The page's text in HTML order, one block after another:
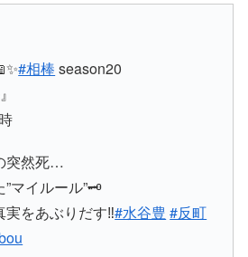
#相棒 season20
突然死…
”マイルール”🗝️
実をあぶりだす‼️#水谷豊 #反町